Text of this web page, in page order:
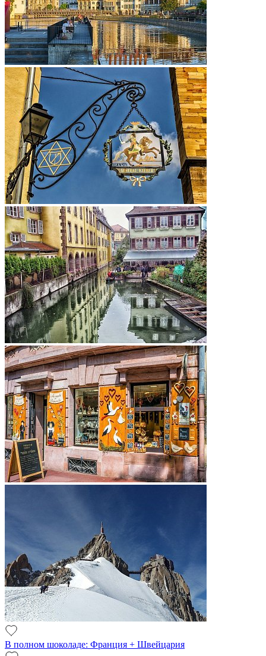
В полном шоколаде: Франция + Швейцария